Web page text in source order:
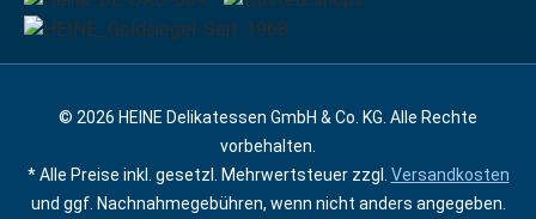
© 2026 HEINE Delikatessen GmbH & Co. KG. Alle Rechte
vorbehalten.
* Alle Preise inkl. gesetzl. Mehrwertsteuer zzgl. Versandkosten
und ggf. Nachnahmegebühren, wenn nicht anders angegeben.